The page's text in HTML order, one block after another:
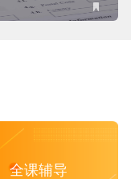
全课辅导